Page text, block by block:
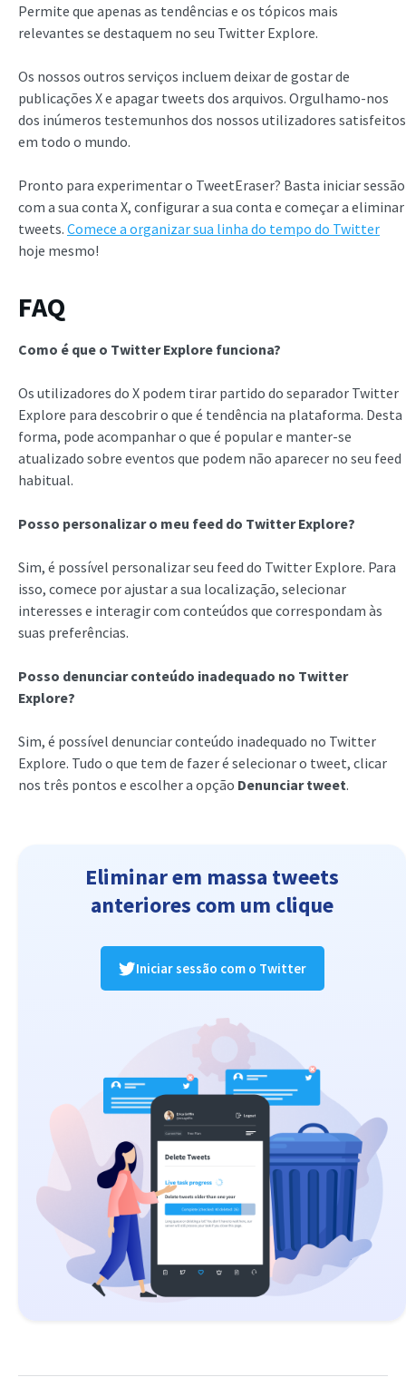
Permite que apenas as tendências e os tópicos mais
relevantes se destaquem no seu Twitter Explore.
Os nossos outros serviços incluem deixar de gostar de
publicações X e apagar tweets dos arquivos. Orgulhamo-nos
dos inúmeros testemunhos dos nossos utilizadores satisfeitos
em todo o mundo.
Pronto para experimentar o TweetEraser? Basta iniciar sessão
com a sua conta X, configurar a sua conta e começar a eliminar
tweets. Comece a organizar sua linha do tempo do Twitter
hoje mesmo!
FAQ
Como é que o Twitter Explore funciona?
Os utilizadores do X podem tirar partido do separador Twitter
Explore para descobrir o que é tendência na plataforma. Desta
forma, pode acompanhar o que é popular e manter-se
atualizado sobre eventos que podem não aparecer no seu feed
habitual.
Posso personalizar o meu feed do Twitter Explore?
Sim, é possível personalizar seu feed do Twitter Explore. Para
isso, comece por ajustar a sua localização, selecionar
interesses e interagir com conteúdos que correspondam às
suas preferências.
Posso denunciar conteúdo inadequado no Twitter
Explore?
Sim, é possível denunciar conteúdo inadequado no Twitter
Explore. Tudo o que tem de fazer é selecionar o tweet, clicar
nos três pontos e escolher a opção Denunciar tweet.
Eliminar em massa tweets
anteriores com um clique
Iniciar sessão com o Twitter